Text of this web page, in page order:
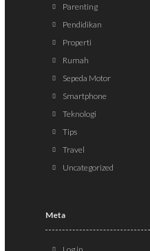
Parenting
Pendidikan
Properti
Rumah
Sepeda Motor
Smartphone
Teknologi
Tips
Travel
Uncategorized
Meta